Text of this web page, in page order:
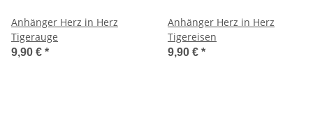
Anhänger Herz in Herz
Tigerauge
9,90 € *
Anhänger Herz in Herz
Tigereisen
9,90 € *